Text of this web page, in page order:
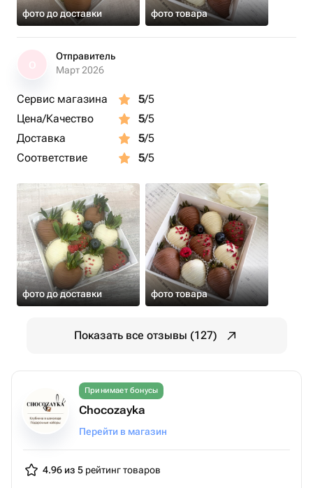
фото до доставки фото товара
Отправитель
Март 2026
Сервис магазина 5/5
Цена/Качество
5/5
Доставка
5/5
Соответствие
5/5
фото до доставки фото товара
Показать все отзывы (127)
Принимает бонусы
Chocozayka
Перейти в магазин
4.96 из 5 рейтинг товаров